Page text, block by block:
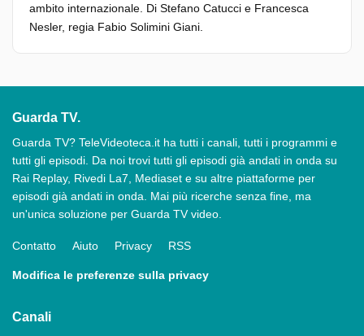
ambito internazionale. Di Stefano Catucci e Francesca
Nesler, regia Fabio Solimini Giani.
Guarda TV.
Guarda TV? TeleVideoteca.it ha tutti i canali, tutti i programmi e
tutti gli episodi. Da noi trovi tutti gli episodi già andati in onda su
Rai Replay, Rivedi La7, Mediaset e su altre piattaforme per
episodi già andati in onda. Mai più ricerche senza fine, ma
un'unica soluzione per Guarda TV video.
Contatto Aiuto Privacy RSS
Modifica le preferenze sulla privacy
Canali